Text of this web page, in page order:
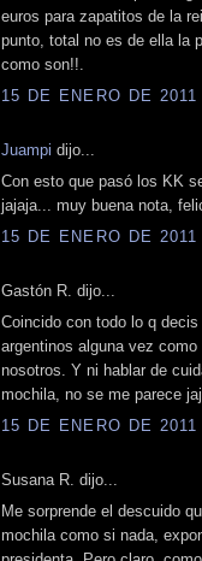
euros para zapatitos de la
punto, total no es de ella la
como son!!.
15 DE ENERO DE
Juampi dijo...
Con esto que pasó los KK
jajaja... muy buena nota,
15 DE ENERO DE 2011
Gastón R. dijo...
Coincido con todo lo q
argentinos alguna vez
nosotros. Y ni hablar de
mochila, no se me parece
15 DE ENERO DE 2011
Susana R. dijo...
Me sorprende el descuido
mochila como si nada,